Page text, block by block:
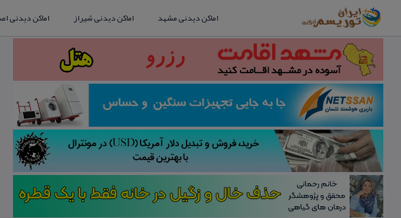
اماکن دیدنی مشهد اماکن دیدنی شیراز اماکن دیدنی